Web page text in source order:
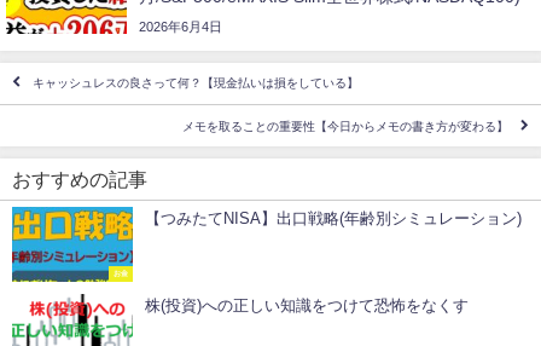
2026年6月4日
キャッシュレスの良さって何？【現金払いは損をしている】
メモを取ることの重要性【今日からメモの書き方が変わる】
おすすめの記事
お金
【つみたてNISA】出口戦略(年齢別シミュレーション)
株(投資)への正しい知識をつけて恐怖をなくす